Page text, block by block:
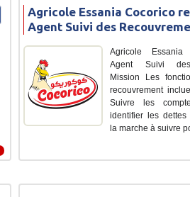
Agricole Essania Cocorico
Agent Suivi des
Agricole Essania
Agent Suivi des
Mission Les
recouvrement
Suivre les
identifier les dettes
la marche à suivre